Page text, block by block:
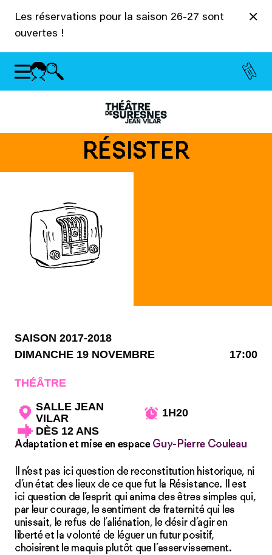
Les réservations pour la saison 26-27 sont
ouvertes !
RÉSISTER
SAISON 2017-2018
DIMANCHE 19 NOVEMBRE
17:00
THÉÂTRE
SALLE JEAN
VILAR
1H20
DÈS 12 ANS
Adaptation et mise en espace Guy-Pierre Couleau
Il n’est pas ici question de reconstitution historique, ni
d’un état des lieux de ce que fut la Résistance. Il est
ici question de l’esprit qui anima des êtres simples qui,
par leur courage, le sentiment de fraternité qui les
unissait, le refus de l’aliénation, le désir d’agir en
liberté et la volonté de léguer un futur positif,
choisirent le maquis plutôt que l’asservissement.